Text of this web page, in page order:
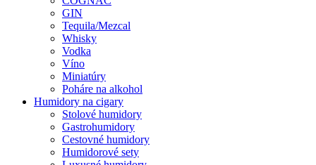
GIN
Tequila/Mezcal
Whisky
Vodka
Víno
Miniatúry
Poháre na alkohol
Humidory na cigary
Stolové humidory
Gastrohumidory
Cestovné humidory
Humidorové sety